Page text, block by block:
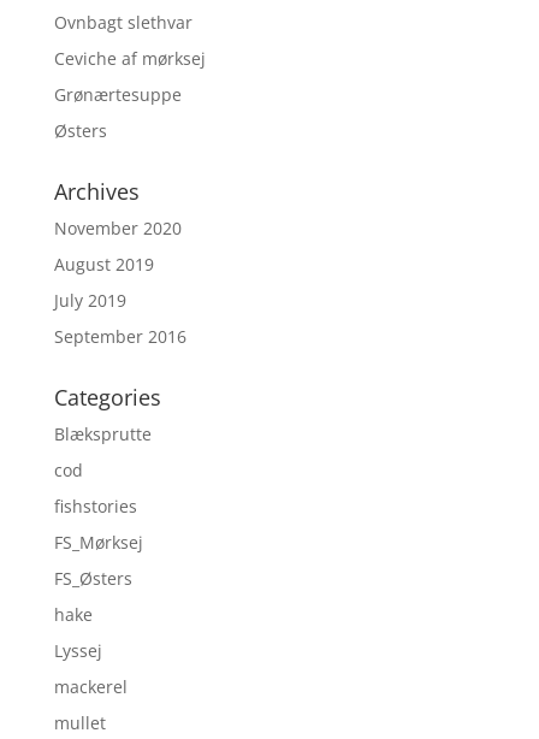
Ovnbagt slethvar
Ceviche af mørksej
Grønærtesuppe
Østers
Archives
November 2020
August 2019
July 2019
September 2016
Categories
Blæksprutte
cod
fishstories
FS_Mørksej
FS_Østers
hake
Lyssej
mackerel
mullet